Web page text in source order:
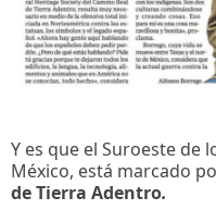
Y es que el Suroeste de
México, está marcado
de Tierra Adentro.